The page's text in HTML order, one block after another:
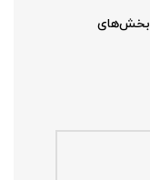
بخش‌های